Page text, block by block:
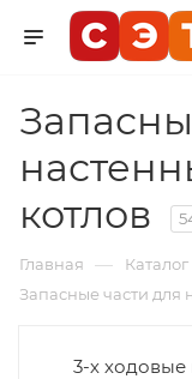
котлов
Главная — Каталог
Запасные части для
3-х